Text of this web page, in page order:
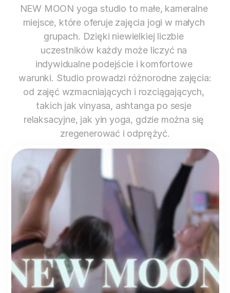
NEW MOON yoga studio to małe, kameralne
miejsce, które oferuje zajęcia jogi w małych
grupach. Dzięki niewielkiej liczbie
uczestników każdy może liczyć na
indywidualne podejście i komfortowe
warunki. Studio prowadzi różnorodne zajęcia:
od zajęć wzmacniających i rozciągających,
takich jak vinyasa, ashtanga po sesje
relaksacyjne, jak yin yoga, gdzie można się
zregenerować i odprężyć.